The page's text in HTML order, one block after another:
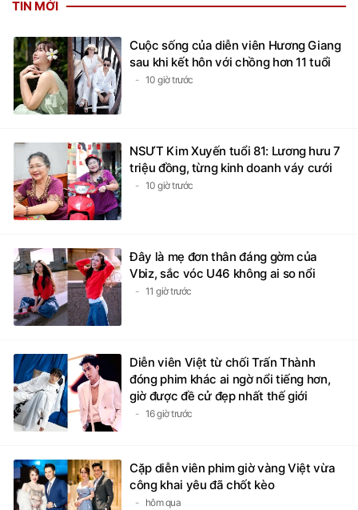
TIN MỚI
Cuộc sống của diễn viên Hương Giang
sau khi kết hôn với chồng hơn 11 tuổi
10 giờ trước
NSƯT Kim Xuyến tuổi 81: Lương hưu 7
triệu đồng, từng kinh doanh váy cưới
10 giờ trước
Đây là mẹ đơn thân đáng gờm của
Vbiz, sắc vóc U46 không ai so nổi
11 giờ trước
Diễn viên Việt từ chối Trấn Thành
đóng phim khác ai ngờ nổi tiếng hơn,
giờ được đề cử đẹp nhất thế giới
16 giờ trước
Cặp diễn viên phim giờ vàng Việt vừa
công khai yêu đã chốt kèo
hôm qua